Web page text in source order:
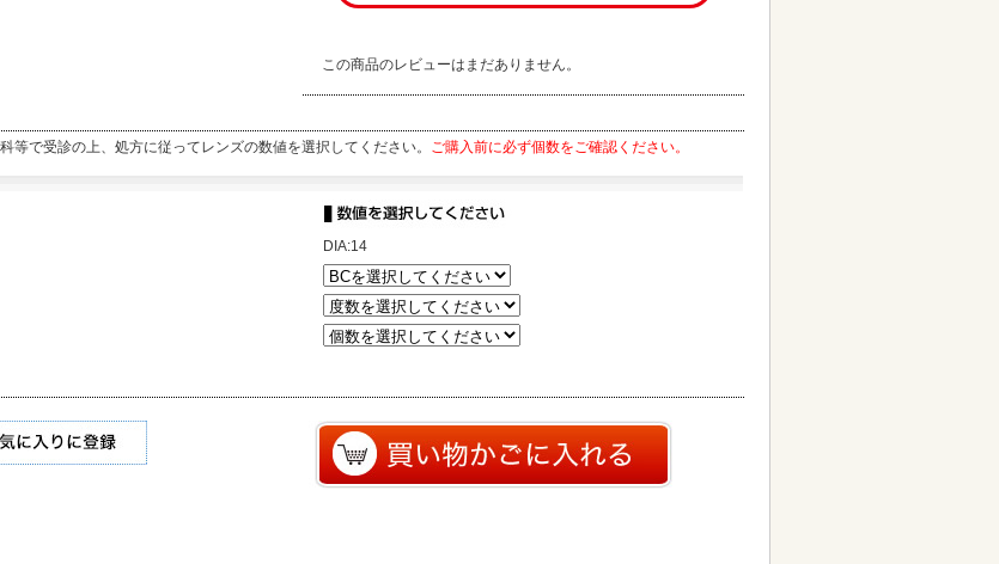
この商品のレビューはまだありません。
等で受診の上、処方に従ってレンズの数値を選択してください。 ご購入前に必ず個数をご確認ください。
DIA:14